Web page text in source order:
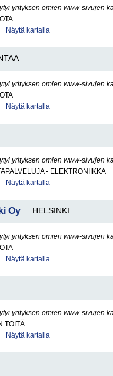
yrityksen omien www-sivujen
Näytä kartalla
yrityksen omien www-sivujen
Näytä kartalla
yrityksen omien www-sivujen
- ELEKTRONIIKKA
Näytä kartalla
Oy HELSINKI
yrityksen omien www-sivujen
Näytä kartalla
yrityksen omien www-sivujen
TÖITÄ
Näytä kartalla